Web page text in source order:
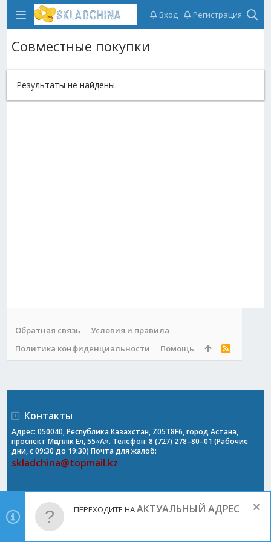
Вход Регистрация
Совместные покупки
Результаты не найдены.
Обратная связь
Условия и правила
Политика конфиденциальности
Помощь
R
Контакты
Адрес: 050040, Республика Казахстан, Z05T8F6, город Астана,
проспект Мәңгілік Ел, 55«А». Телефон: 8 (727) 278–80–01 (Рабочие
дни, с 09:30 до 19:30) Почта для жалоб:
skladchina@topmail.kz
ПЕРЕХОДИТЕ НААКТУАЛЬНЫЙ АДРЕС